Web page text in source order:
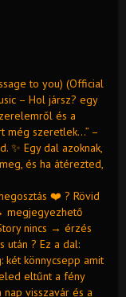
to you) (Official
– Hol jársz? egy
és a
még szeretlek…” –
✨ Egy dal azoknak,
és ha átérezted,
❤️ ? Rövid
megjegyezhető
nincs → érzés
után ? Ez a dal:
két könnycsepp amit
eltűnt a fény
visszavár és a